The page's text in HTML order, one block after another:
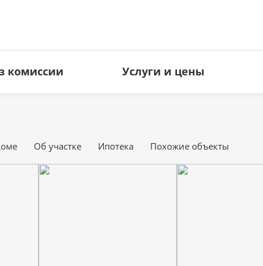
Под ИЖС
Офисы
Свободное назначение
комиссии Услуги и цены
Об участке Ипотека Похожие объекты